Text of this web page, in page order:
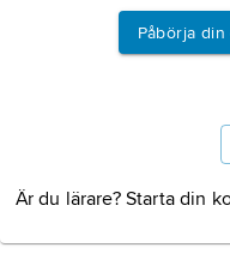
Påbörja
Är du lärare? Starta din